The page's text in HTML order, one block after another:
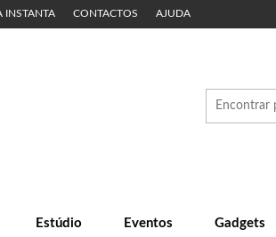
INSTANTA CONTACTOS AJUDA
Estúdio Eventos Gadgets